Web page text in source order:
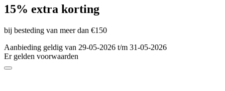
15% extra korting
bij besteding van meer dan €150
Aanbieding geldig van 29-05-2026 t/m 31-05-2026
Er gelden voorwaarden